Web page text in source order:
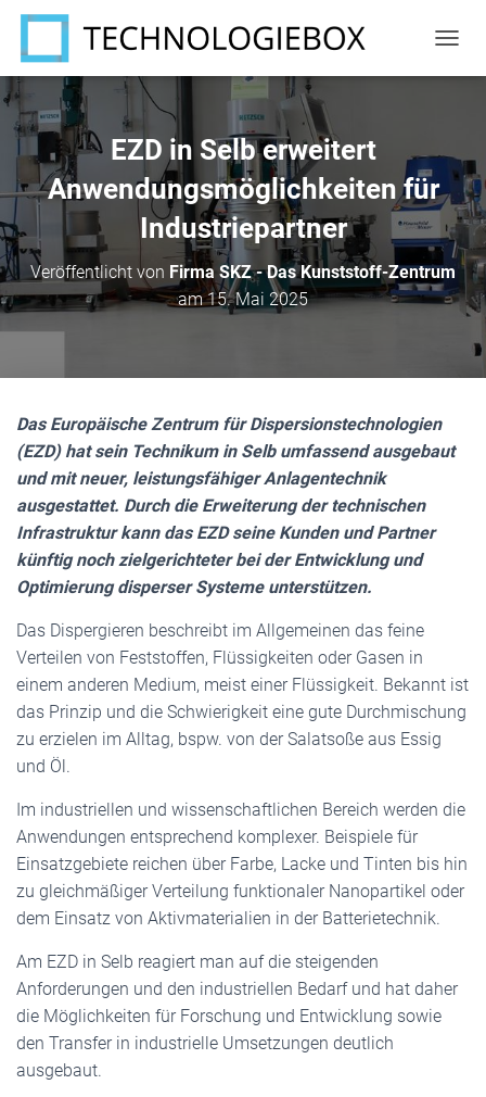
A
A
I
N
U
M
S
N
EZD in Selb erweitert
Anwendungsmöglichkeiten für
Industriepartner
Veröffentlicht von Firma SKZ - Das Kunststoff-Zentrum
am15. Mai 2025
Das Europäische Zentrum für Dispersionstechnologien
(EZD) hat sein Technikum in Selb umfassend ausgebaut
und mit neuer, leistungsfähiger Anlagentechnik
ausgestattet. Durch die Erweiterung der technischen
Infrastruktur kann das EZD seine Kunden und Partner
künftig noch zielgerichteter bei der Entwicklung und
Optimierung disperser Systeme unterstützen.
Das Dispergieren beschreibt im Allgemeinen das feine
Verteilen von Feststoffen, Flüssigkeiten oder Gasen in
einem anderen Medium, meist einer Flüssigkeit. Bekannt ist
das Prinzip und die Schwierigkeit eine gute Durchmischung
zu erzielen im Alltag, bspw. von der Salatsoße aus Essig
und Öl.
Im industriellen und wissenschaftlichen Bereich werden die
Anwendungen entsprechend komplexer. Beispiele für
Einsatzgebiete reichen über Farbe, Lacke und Tinten bis hin
zu gleichmäßiger Verteilung funktionaler Nanopartikel oder
dem Einsatz von Aktivmaterialien in der Batterietechnik.
Am EZD in Selb reagiert man auf die steigenden
Anforderungen und den industriellen Bedarf und hat daher
die Möglichkeiten für Forschung und Entwicklung sowie
den Transfer in industrielle Umsetzungen deutlich
ausgebaut.